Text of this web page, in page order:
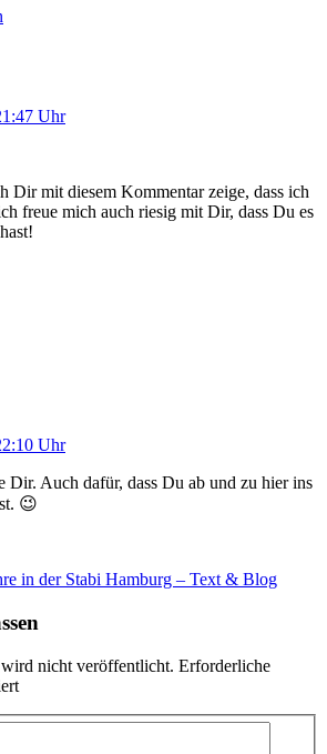
Uhr
Dir mit diesem Kommentar zeige, dass ich
freue mich auch riesig mit Dir, dass Du es
Uhr
Dir. Auch dafür, dass Du ab und zu hier ins
😉
in der Stabi Hamburg – Text & Blog
nicht veröffentlicht. Erforderliche